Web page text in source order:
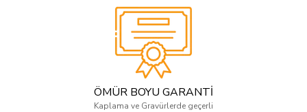
ÖMÜR BOYU GARANTİ
Kaplama ve Gravürlerde geçerli